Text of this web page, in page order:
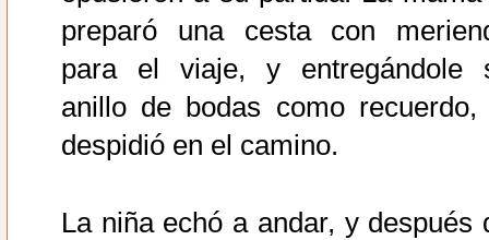
preparó una cesta con
para el viaje, y entregándole
anillo de bodas como recuerdo,
despidió en el camino.
La niña echó a andar, y después